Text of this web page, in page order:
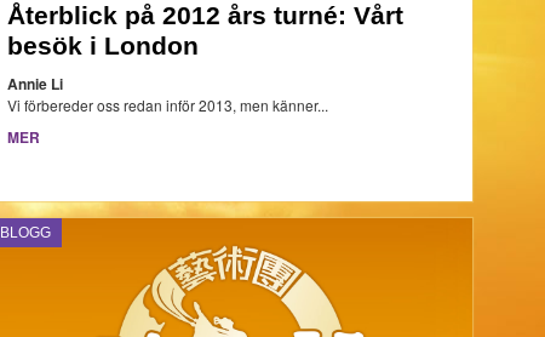
Återblick på 2012 års turné: Vårt
besök i London
Annie Li
Vi förbereder oss redan inför 2013, men känner...
MER
BLOGG